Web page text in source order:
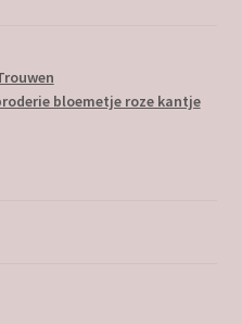
bloemetje roze kantje